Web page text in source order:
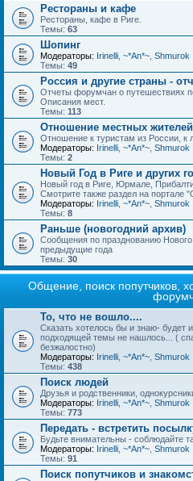
Рестораны и кафе
Рестораны, кафе в Риге.
Темы: 63
Шопинг
Модераторы: Irinelli ~*An*~ Shmurok
Темы: 49
Россия и другие страны -
Отчеты форумчан о путешествиях
Описания мест.
Темы: 113
Отношение местных жителей
Отношение к туристам из России,
Модераторы: Irinelli ~*An*~ Shmurok
Темы: 2
Новый Год в Риге и других
Новый год в Риге, Юрмале,
Смотрите также раздел на портале
Модераторы: Irinelli ~*An*~ Shmurok
Темы: 8
Раньше (новогодний архив)
Сообщения по празднованию
предыдущие года
Темы: 30
Общение, поиск попутчиков,
То, что не вошло....
Сказать хотелось бы и знаю- будет
подходящей темы не нашлось... (
безжалостно)
Модераторы: Irinelli ~*An*~ Shmurok
Темы: 438
Поиск людей
Друзья и родственники,
Модераторы: Irinelli ~*An*~ Shmurok
Темы: 773
Передать - встретить
Будьте внимательны - соблюдайте
Модераторы: Irinelli ~*An*~ Shmurok
Темы: 91
Поиск попутчиков и